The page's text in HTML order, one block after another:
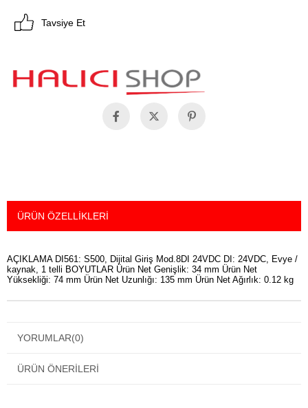
Tavsiye Et
ÜRÜN ÖZELLIKLERI
AÇIKLAMA DI561: S500, Dijital Giriş Mod.8DI 24VDC DI: 24VDC, Evye /
kaynak, 1 telli BOYUTLAR Ürün Net Genişlik: 34 mm Ürün Net
Yüksekliği: 74 mm Ürün Net Uzunlığı: 135 mm Ürün Net Ağırlık: 0.12 kg
YORUMLAR(0)
ÜRÜN ÖNERILERI